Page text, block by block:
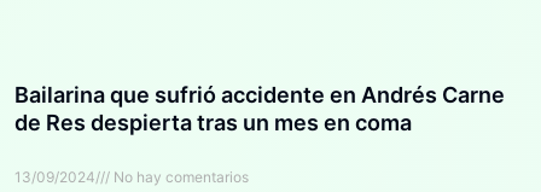
Bailarina que sufrió accidente en Andrés Carne
de Res despierta tras un mes en coma
13/09/2024 No hay comentarios